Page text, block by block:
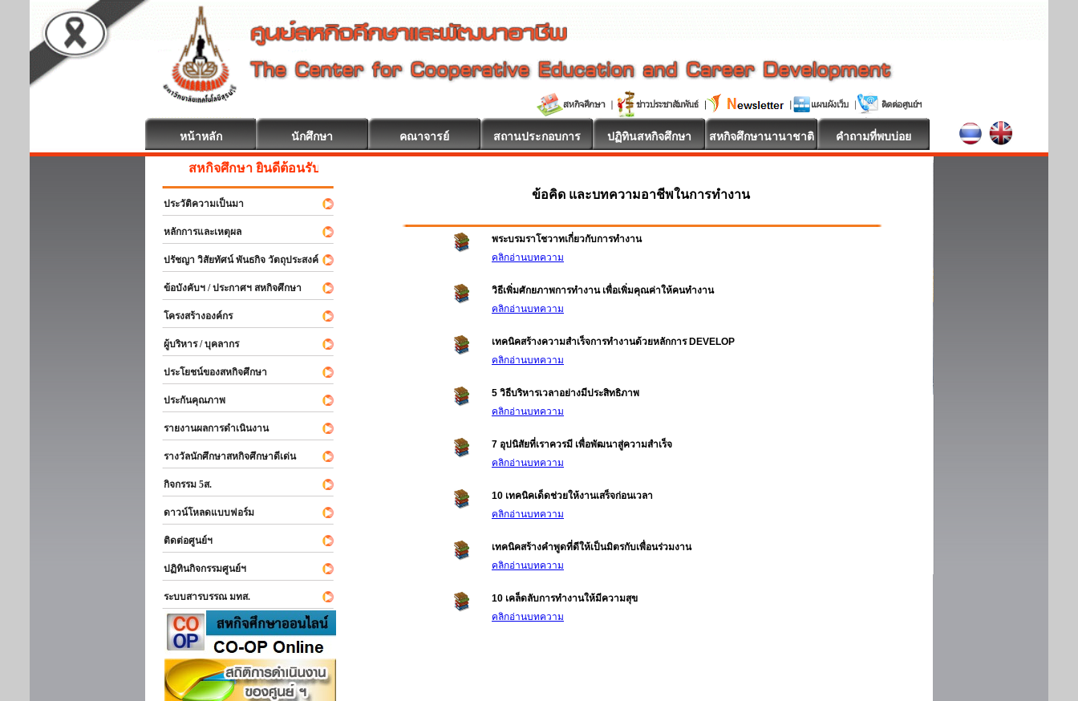
หน้าหลัก นักศึกษา คณาจารย์ สถานประกอบการ ปฏิทินสหกิจศึกษา สหกิจศึกษานานาชาติ คำถามที่พบบ่อย
สหกิจศึกษา ยินดีต้อนรับ
ประวัติความเป็นมา
หลักการและเหตุผล
ปรัชญา วิสัยทัศน์ พันธกิจ วัตถุประสงค์
ข้อบังคับฯ / ประกาศฯ สหกิจศึกษา
โครงสร้างองค์กร
ผู้บริหาร / บุคลากร
ประโยชน์ของสหกิจศึกษา
ประกันคุณภาพ
รายงานผลการดำเนินงาน
รางวัลนักศึกษาสหกิจศึกษาดีเด่น
กิจกรรม 5ส.
ดาวน์โหลดแบบฟอร์ม
ติดต่อศูนย์ฯ
ปฏิทินกิจกรรมศูนย์ฯ
ระบบสารบรรณ มทส.
ข้อคิด และบทความอาชีพในการทำงาน
พระบรมราโชวาทเกี่ยวกับการทำงาน
คลิกอ่านบทความ
วิธีเพิ่มศักยภาพการทำงาน เพื่อเพิ่มคุณค่าให้คนทำงาน
คลิกอ่านบทความ
เทคนิคสร้างความสำเร็จการทำงานด้วยหลักการ DEVELOP
คลิกอ่านบทความ
5 วิธีบริหารเวลาอย่างมีประสิทธิภาพ
คลิกอ่านบทความ
7 อุปนิสัยที่เราควรมี เพื่อพัฒนาสู่ความสำเร็จ
คลิกอ่านบทความ
10 เทคนิคเด็ดช่วยให้งานเสร็จก่อนเวลา
คลิกอ่านบทความ
เทคนิคสร้างคำพูดที่ดีให้เป็นมิตรกับเพื่อนร่วมงาน
คลิกอ่านบทความ
10 เคล็ดลับการทำงานให้มีความสุข
คลิกอ่านบทความ